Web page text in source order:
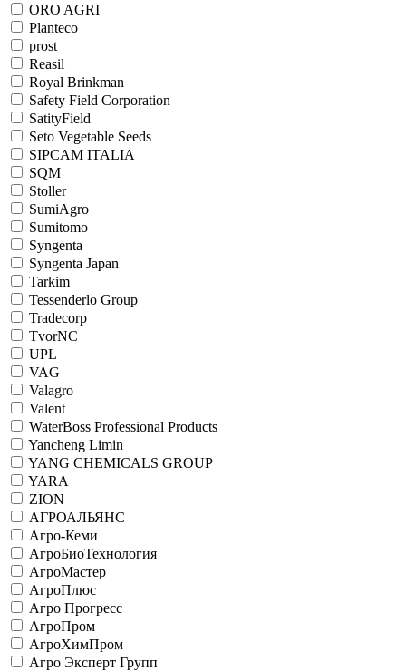
ORO AGRI
Planteco
prost
Reasil
Royal Brinkman
Safety Field Сorporation
SatityField
Seto Vegetable Seeds
SIPCAM ITALIA
SQM
Stoller
SumiAgro
Sumitomo
Syngenta
Syngenta Japan
Tarkim
Tessenderlo Group
Tradecorp
TvorNC
UPL
VAG
Valagro
Valent
WaterBoss Professional Products
Yancheng Limin
YANG CHEMICALS GROUP
YARA
ZION
АГРОАЛЬЯНС
Агро-Кеми
АгроБиоТехнология
АгроМастер
АгроПлюс
Агро Прогресс
АгроПром
АгроХимПром
Агро Эксперт Групп